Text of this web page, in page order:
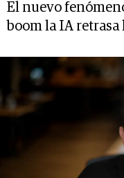
El nuevo
boom la IA retrasa